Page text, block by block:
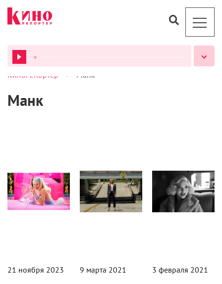
ВСЕ ПОДКАСТЫ
КиноРепортер > Манк
Манк
21 ноября 2023 9 марта 2021 3 февраля 2021